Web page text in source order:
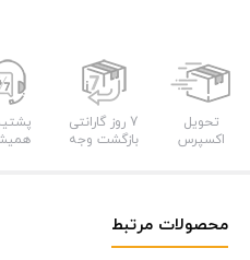
تحویل
اکسپرس
7 روز گارانتی
بازگشت وجه
محصولات مرتبط